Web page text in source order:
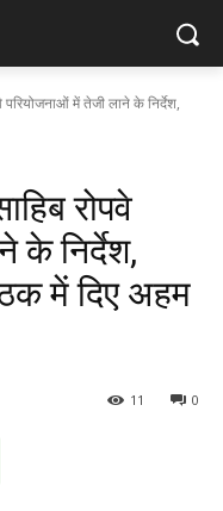
में तेजी लाने के निर्देश,
रोपवे
के निर्देश,
में दिए अहम
0
11